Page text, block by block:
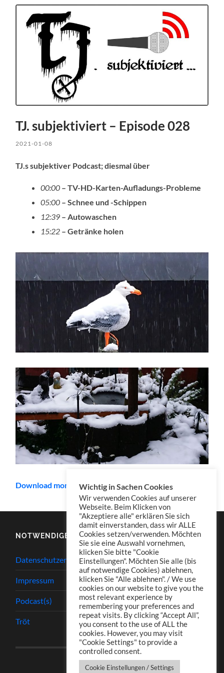
TJ. subjektiviert – Episode 028
2021-01-08
TJ.s subjektiver Podcast; diesmal über
00:00 – TV-HD-Karten-Aufladungs-Probleme
05:00 – Schnee und -Schippen
12:39 – Autowaschen
15:22 – Getränke holen
Download mono
NOTWENDIGES
Datenschutzerklärung
Impressum
Podcast(s)
Tröt
Wichtig in Sachen Cookies
Wir verwenden Cookies auf unserer
Webseite. Beim Klicken von
"Akzeptiere alle" erklären Sie sich
damit einverstanden, dass wir ALLE
Cookies setzen/verwenden. Möchten
Sie sie eine Auswahl vornehmen,
klicken Sie bitte "Cookie
Einstellungen". Möchten Sie alle (bis
auf notwendige Cookies) ablehnen,
klicken Sie "Alle ablehnen". / We use
cookies on our website to give you the
most relevant experience by
remembering your preferences and
repeat visits. By clicking “Accept All”,
you consent to the use of ALL the
cookies. However, you may visit
"Cookie Settings" to provide a
controlled consent.
Cookie Einstellungen / Settings